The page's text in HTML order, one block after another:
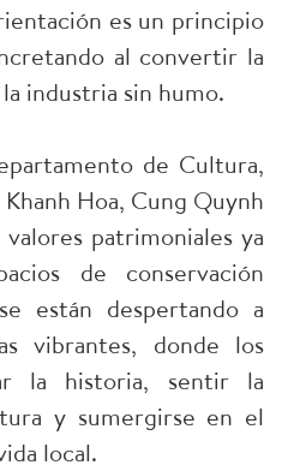
es un principio
al convertir la
industria sin humo.
de Cultura,
Hoa, Cung Quynh
patrimoniales ya
de conservación
están despertando a
vibrantes, donde los
la historia, sentir la
y sumergirse en el
local.